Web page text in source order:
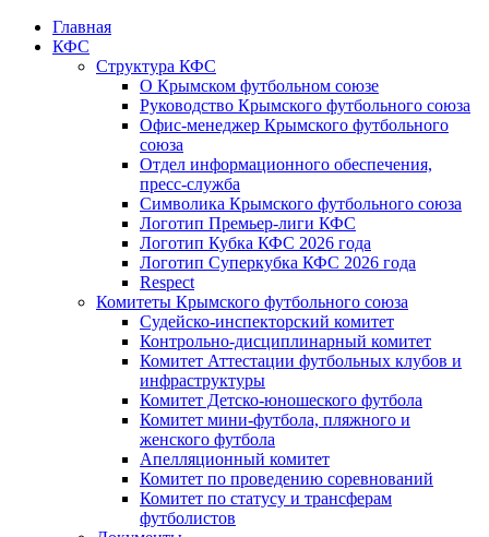
Главная
КФС
Структура КФС
О Крымском футбольном союзе
Руководство Крымского футбольного союза
Офис-менеджер Крымского футбольного
союза
Отдел информационного обеспечения,
пресс-служба
Символика Крымского футбольного союза
Логотип Премьер-лиги КФС
Логотип Кубка КФС 2026 года
Логотип Суперкубка КФС 2026 года
Respect
Комитеты Крымского футбольного союза
Судейско-инспекторский комитет
Контрольно-дисциплинарный комитет
Комитет Аттестации футбольных клубов и
инфраструктуры
Комитет Детско-юношеского футбола
Комитет мини-футбола, пляжного и
женского футбола
Апелляционный комитет
Комитет по проведению соревнований
Комитет по статусу и трансферам
футболистов